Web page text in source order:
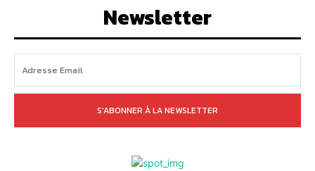
Newsletter
S'ABONNER À LA NEWSLETTER